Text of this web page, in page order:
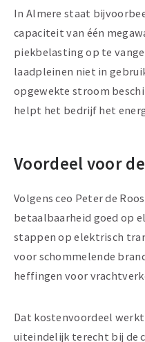
In Almere staat
capaciteit van één
piekbelasting op te
laadpleinen niet in
opgewekte stroom
helpt het bedrijf het
Voordeel voor
Volgens ceo Peter de
betaalbaarheid goed op
stappen op elektrisch
voor schommelende
heffingen voor
Dat kostenvoordeel
uiteindelijk terecht bij de